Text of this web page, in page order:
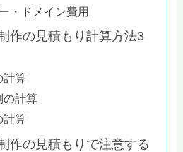
・ドメイン費用
作の見積もり計算方法3
計算
の計算
計算
作の見積もりで注意する